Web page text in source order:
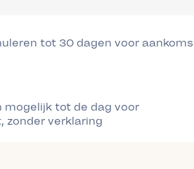
tot 30 dagen voor
mogelijk tot de dag voor
zonder verklaring